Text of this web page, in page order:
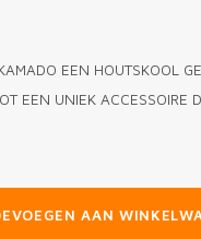
EEN HOUTSKOOL
EEN UNIEK ACCESSOIRE
AAN